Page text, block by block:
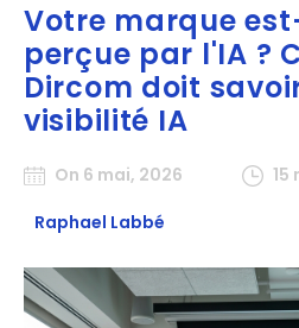
Votre marque
perçue par l'IA ?
Dircom doit
visibilité IA
On 6 mai, 2026
15
Raphael Labbé